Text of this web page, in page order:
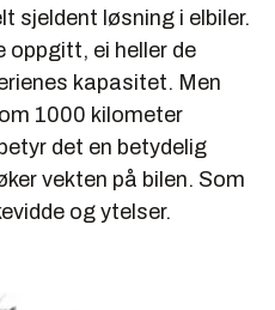
sjeldent løsning i elbiler.
oppgitt, ei heller de
kapasitet. Men
1000 kilometer
det en betydelig
vekten på bilen. Som
og ytelser.